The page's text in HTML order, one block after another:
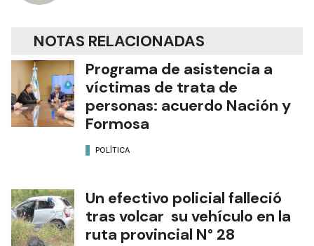
NOTAS RELACIONADAS
Programa de asistencia a
víctimas de trata de
personas: acuerdo Nación y
Formosa
POLÍTICA
Un efectivo policial falleció
tras volcar su vehículo en la
ruta provincial N° 28